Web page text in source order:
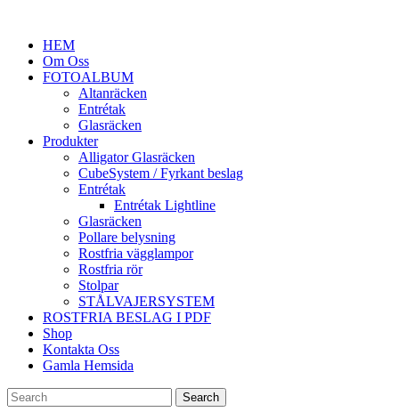
HEM
Om Oss
FOTOALBUM
Altanräcken
Entrétak
Glasräcken
Produkter
Alligator Glasräcken
CubeSystem / Fyrkant beslag
Entrétak
Entrétak Lightline
Glasräcken
Pollare belysning
Rostfria vägglampor
Rostfria rör
Stolpar
STÅLVAJERSYSTEM
ROSTFRIA BESLAG I PDF
Shop
Kontakta Oss
Gamla Hemsida